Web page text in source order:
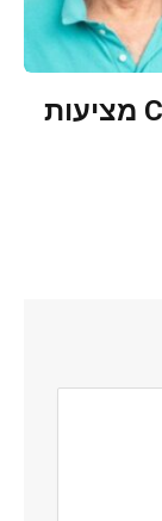
מהיום- מטריקס ו Clean2Go מציעות